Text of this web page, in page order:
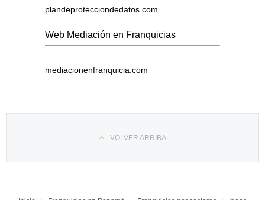
plandeprotecciondedatos.com
Web Mediación en Franquicias
mediacionenfranquicia.com
VOLVER ARRIBA